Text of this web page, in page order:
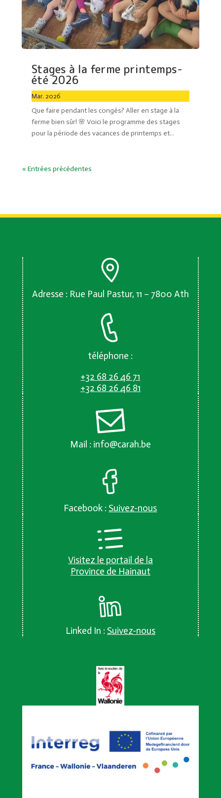
Stages à la ferme printemps-
été 2026
Mar. 2026
Que faire pendant les congés? Aller en stage à la
ferme bien sûr! 🌸 Voici le programme des stages
pour la période des vacances de printemps et...
« Entrées précédentes
Adresse : Rue Paul Pastur, 11 – 7800 Ath
téléphone :
+32 68 26 46 71
+32 68 26 46 81
Mail : info@carah.be
Facebook : Suivez-nous
Visitez le portail de la
Province de Hainaut
Linked In : Suivez-nous